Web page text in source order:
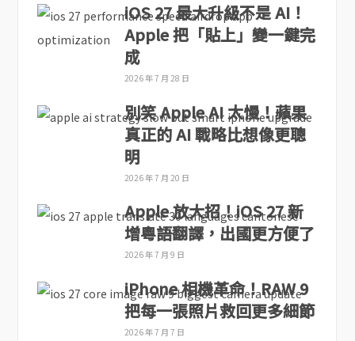
iOS 27 最大升級不是 AI！
Apple 把「貼上」變一鍵完
成
2026 年 7 月 28 日
別笑 Apple AI 太慢！蘋果
真正的 AI 戰略比想像更聰
明
2026 年 7 月 20 日
Apple 放大招！iOS 27 新
增粵語翻譯，出國更方便了
2026 年 7 月 9 日
iPhone 相機革命！RAW 9
把每一張照片救回更多細節
2026 年 7 月 7 日